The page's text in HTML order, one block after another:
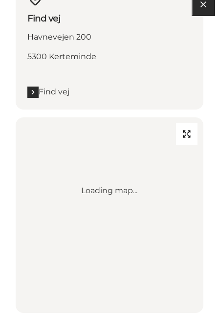
Find vej
Havnevejen 200
5300 Kerteminde
Find vej
Loading map...